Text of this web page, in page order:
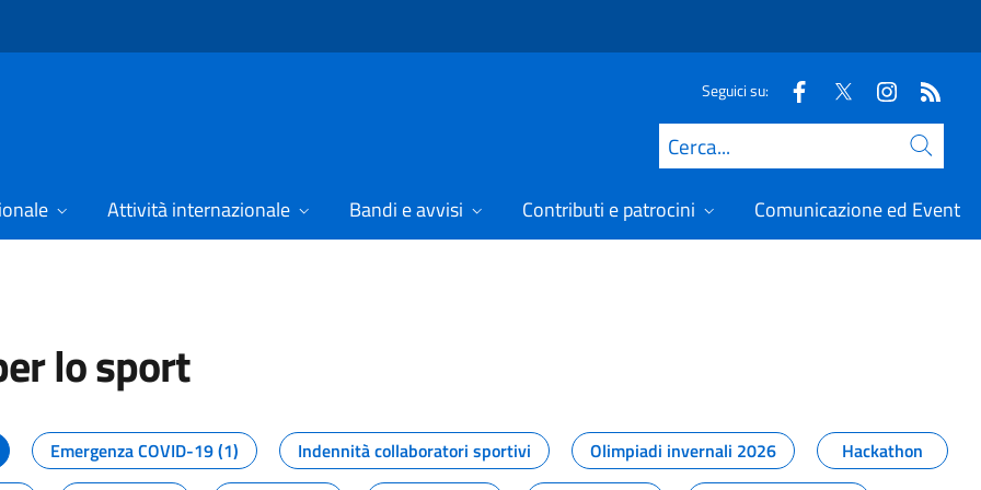
Seguici su:
Cerca
Attività internazionale Bandi e avvisi Contributi e patrocini Comunicazione ed Eventi
lo sport
dal Dipartimento per lo sport
Emergenza COVID-19 (1) Indennità collaboratori sportivi Olimpiadi invernali 2026
Hackathon